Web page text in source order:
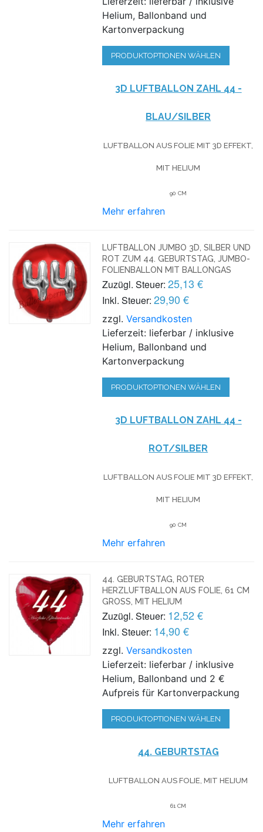
Helium, Ballonband und
Kartonverpackung
PRODUKTOPTIONEN WÄHLEN
3D LUFTBALLON ZAHL 44 -
BLAU/SILBER
LUFTBALLON AUS FOLIE MIT 3D EFFEKT,
MIT HELIUM
90 CM
Mehr erfahren
LUFTBALLON JUMBO 3D, SILBER UND
ROT ZUM 44. GEBURTSTAG, JUMBO-
FOLIENBALLON MIT BALLONGAS
Zuzügl. Steuer: 25,13 €
Inkl. Steuer: 29,90 €
zzgl.Versandkosten
Lieferzeit: lieferbar / inklusive
Helium, Ballonband und
Kartonverpackung
PRODUKTOPTIONEN WÄHLEN
3D LUFTBALLON ZAHL 44 -
ROT/SILBER
LUFTBALLON AUS FOLIE MIT 3D EFFEKT,
MIT HELIUM
90 CM
Mehr erfahren
44. GEBURTSTAG, ROTER
HERZLUFTBALLON AUS FOLIE, 61 CM
GROSS, MIT HELIUM
Zuzügl. Steuer: 12,52 €
Inkl. Steuer: 14,90 €
zzgl.Versandkosten
Lieferzeit: lieferbar / inklusive
Helium, Ballonband und 2 €
Aufpreis für Kartonverpackung
PRODUKTOPTIONEN WÄHLEN
44. GEBURTSTAG
LUFTBALLON AUS FOLIE, MIT HELIUM
61 CM
Mehr erfahren